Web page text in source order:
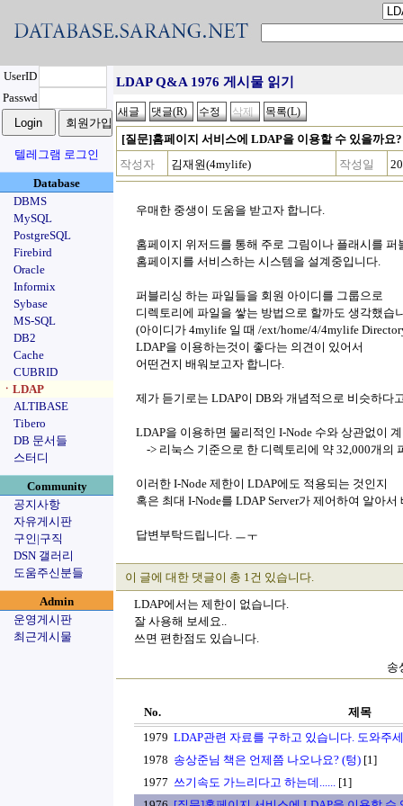
UserID
Passwd
텔레그램 로그인
Database
DBMS
MySQL
PostgreSQL
Firebird
Oracle
Informix
Sybase
MS-SQL
DB2
Cache
CUBRID
ㆍLDAP
ALTIBASE
Tibero
DB 문서들
스터디
Community
공지사항
자유게시판
구인|구직
DSN 갤러리
도움주신분들
Admin
운영게시판
최근게시물
LDAP Q&A 1976 게시물 읽기
[질문]홈페이지 서비스에 LDAP을 이용할 수 있을까요?
작성자
김재원(4mylife) 작성일
우매한 중생이 도움을 받고자 합니다.
홈페이지 위저드를 통해 주로 그림이나 플래시를 퍼
홈페이지를 서비스하는 시스템을 설계중입니다.
퍼블리싱 하는 파일들을 회원 아이디를 그룹으로
디렉토리에 파일을 쌓는 방법으로 할까도 생각했습
(아이디가 4mylife 일 때 /ext/home/4/4mylife
LDAP을 이용하는것이 좋다는 의견이 있어서
어떤건지 배워보고자 합니다.
제가 듣기로는 LDAP이 DB와 개념적으로 비슷하다
LDAP을 이용하면 물리적인 I-Node 수와 상관없이
-> 리눅스 기준으로 한 디렉토리에 약 32,000개의
이러한 I-Node 제한이 LDAP에도 적용되는 것인지
혹은 최대 I-Node를 LDAP Server가 제어하여 알아
답변부탁드립니다. ㅡㅜ
이 글에 대한 댓글이 총 1건 있습니다.
LDAP에서는 제한이 없습니다.
잘 사용해 보세요..
쓰면 편한점도 있습니다.
송
No.
제목
1979 LDAP관련 자료를 구하고 있습니다. 도와주
1978 송상준님 책은 언제쯤 나오나요? (텅) [1]
1977 쓰기속도 가느리다고 하는데...... [1]